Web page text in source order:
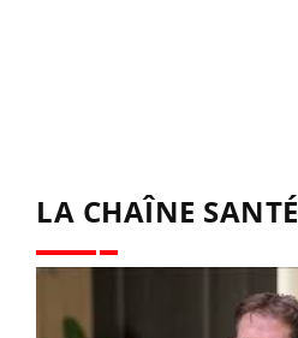
LA CHAÎNE SANTÉ